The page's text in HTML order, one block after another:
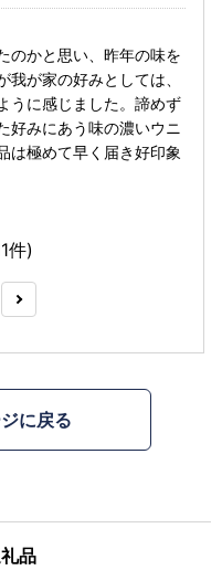
のかと思い、昨年の味を
が家の好みとしては、
うに感じました。諦めず
好みにあう味の濃いウニ
は極めて早く届き好印象
件)
に戻る
品